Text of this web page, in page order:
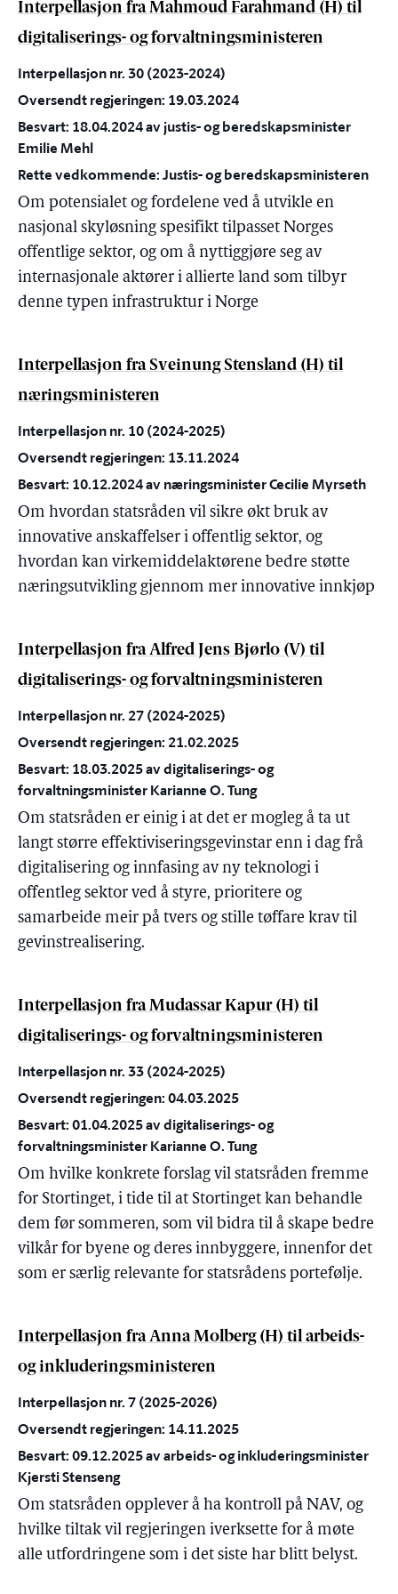
Interpellasjon fra Mahmoud Farahmand (H) til
digitaliserings- og forvaltningsministeren
Interpellasjon nr. 30 (2023-2024)
Oversendt regjeringen: 19.03.2024
Besvart: 18.04.2024 av justis- og beredskapsminister
Emilie Mehl
Rette vedkommende: Justis- og beredskapsministeren
Om potensialet og fordelene ved å utvikle en
nasjonal skyløsning spesifikt tilpasset Norges
offentlige sektor, og om å nyttiggjøre seg av
internasjonale aktører i allierte land som tilbyr
denne typen infrastruktur i Norge
Interpellasjon fra Sveinung Stensland (H) til
næringsministeren
Interpellasjon nr. 10 (2024-2025)
Oversendt regjeringen: 13.11.2024
Besvart: 10.12.2024 av næringsminister Cecilie Myrseth
Om hvordan statsråden vil sikre økt bruk av
innovative anskaffelser i offentlig sektor, og
hvordan kan virkemiddelaktørene bedre støtte
næringsutvikling gjennom mer innovative innkjøp
Interpellasjon fra Alfred Jens Bjørlo (V) til
digitaliserings- og forvaltningsministeren
Interpellasjon nr. 27 (2024-2025)
Oversendt regjeringen: 21.02.2025
Besvart: 18.03.2025 av digitaliserings- og
forvaltningsminister Karianne O. Tung
Om statsråden er einig i at det er mogleg å ta ut
langt større effektiviseringsgevinstar enn i dag frå
digitalisering og innfasing av ny teknologi i
offentleg sektor ved å styre, prioritere og
samarbeide meir på tvers og stille tøffare krav til
gevinstrealisering.
Interpellasjon fra Mudassar Kapur (H) til
digitaliserings- og forvaltningsministeren
Interpellasjon nr. 33 (2024-2025)
Oversendt regjeringen: 04.03.2025
Besvart: 01.04.2025 av digitaliserings- og
forvaltningsminister Karianne O. Tung
Om hvilke konkrete forslag vil statsråden fremme
for Stortinget, i tide til at Stortinget kan behandle
dem før sommeren, som vil bidra til å skape bedre
vilkår for byene og deres innbyggere, innenfor det
som er særlig relevante for statsrådens portefølje.
Interpellasjon fra Anna Molberg (H) til arbeids-
og inkluderingsministeren
Interpellasjon nr. 7 (2025-2026)
Oversendt regjeringen: 14.11.2025
Besvart: 09.12.2025 av arbeids- og inkluderingsminister
Kjersti Stenseng
Om statsråden opplever å ha kontroll på NAV, og
hvilke tiltak vil regjeringen iverksette for å møte
alle utfordringene som i det siste har blitt belyst.